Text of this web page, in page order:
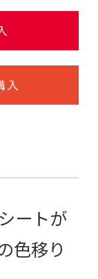
入
ートが
色移り